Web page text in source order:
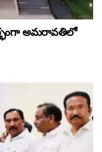
అమరావతిలో